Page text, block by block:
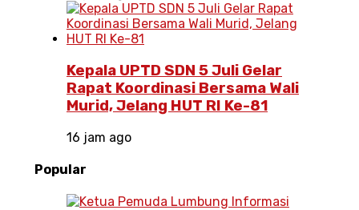
Kepala UPTD SDN 5 Juli Gelar
Rapat Koordinasi Bersama Wali
Murid, Jelang HUT RI Ke-81
16 jam ago
Popular